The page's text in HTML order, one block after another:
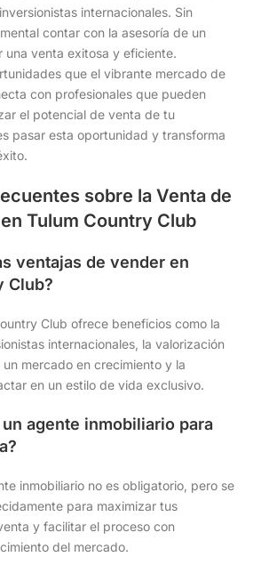
internacionales. Sin
contar con la asesoría de un
una venta exitosa y eficiente.
que el vibrante mercado de
con profesionales que pueden
el potencial de venta de tu
pasar esta oportunidad y transforma
sobre la Venta de
Tulum Country Club
ventajas de vender en
Club?
Club ofrece beneficios como la
internacionales, la valorización
mercado en crecimiento y la
en un estilo de vida exclusivo.
agente inmobiliario para
inmobiliario no es obligatorio, pero se
para maximizar tus
y facilitar el proceso con
del mercado.